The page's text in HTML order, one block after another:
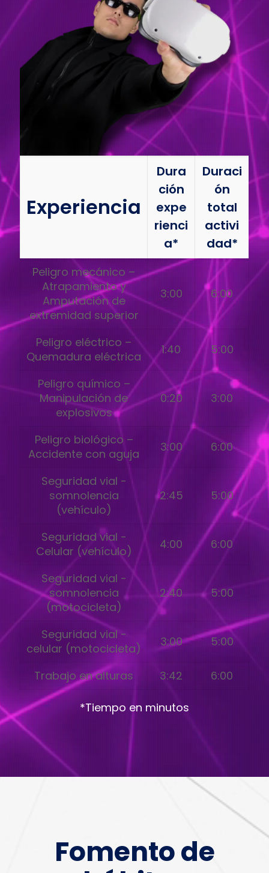
Experiencia
Dura
ción
expe
rienci
a*
Duraci
ón
total
activi
dad*
Peligro mecánico –
Atrapamiento y
Amputación de
extremidad superior
3:00 6:00
Peligro eléctrico –
Quemadura eléctrica
1:40 5:00
Peligro químico –
Manipulación de
explosivos
0:20 3:00
Peligro biológico –
Accidente con aguja
3:00 6:00
Seguridad vial -
somnolencia
(vehículo)
2:45 5:00
Seguridad vial -
Celular (vehículo)
4:00 6:00
Seguridad vial -
somnolencia
(motocicleta)
2:40 5:00
Seguridad vial -
celular (motocicleta)
3:00 5:00
Trabajo en alturas 3:42 6:00
*Tiempo en minutos
Fomento de